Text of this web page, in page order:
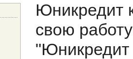
Юникредит
свою
"Юникредит